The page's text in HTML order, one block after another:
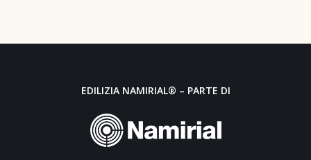
EDILIZIA NAMIRIAL® – PARTE DI